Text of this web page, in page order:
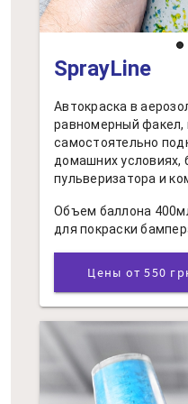
SprayLine
Автокраска в
равномерный факел,
самостоятельно
домашних условиях,
пульверизатора и
Объем баллона
для покраски
Цены от 550